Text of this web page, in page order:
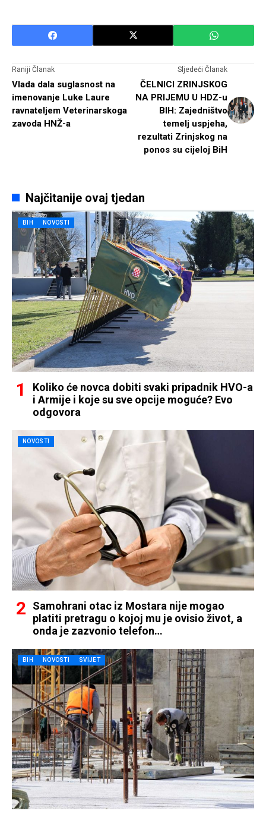
Raniji Članak
Vlada dala suglasnost na
imenovanje Luke Laure
ravnateljem Veterinarskoga
zavoda HNŽ-a
Sljedeći Članak
ČELNICI ZRINJSKOG
NA PRIJEMU U HDZ-u
BIH: Zajedništvo
temelj uspjeha,
rezultati Zrinjskog na
ponos su cijeloj BiH
Najčitanije ovaj tjedan
BIH NOVOSTI
Koliko će novca dobiti svaki pripadnik HVO-a
i Armije i koje su sve opcije moguće? Evo
odgovora
NOVOSTI
Samohrani otac iz Mostara nije mogao
platiti pretragu o kojoj mu je ovisio život, a
onda je zazvonio telefon…
BIH NOVOSTI SVIJET